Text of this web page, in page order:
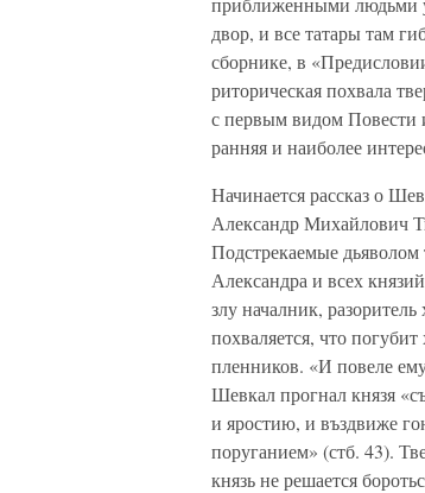
двор, и все татары там
сборнике, в
риторическая похвала
с первым видом Повести
ранняя и наиболее
Начинается рассказ о
Александр Михайлович
Подстрекаемые дьяволом
Александра и всех
злу началник,
похваляется, что
пленников. «И повеле
Шевкал прогнал князя
и яростию, и въздвиже
поруганием» (стб. 43).
князь не решается